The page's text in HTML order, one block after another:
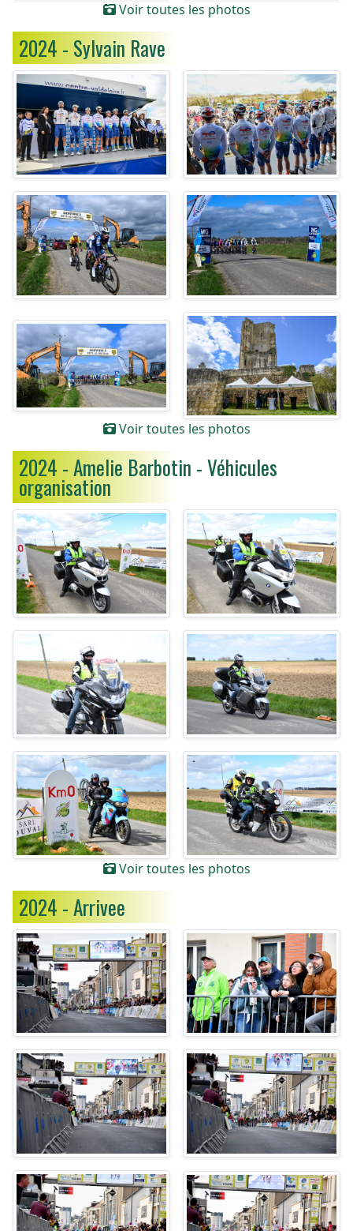
Voir toutes les photos
2024 - Sylvain Rave
Voir toutes les photos
2024 - Amelie Barbotin - Véhicules
organisation
Voir toutes les photos
2024 - Arrivee